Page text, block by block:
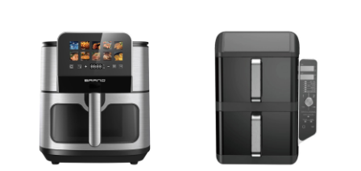
– серия GSE038